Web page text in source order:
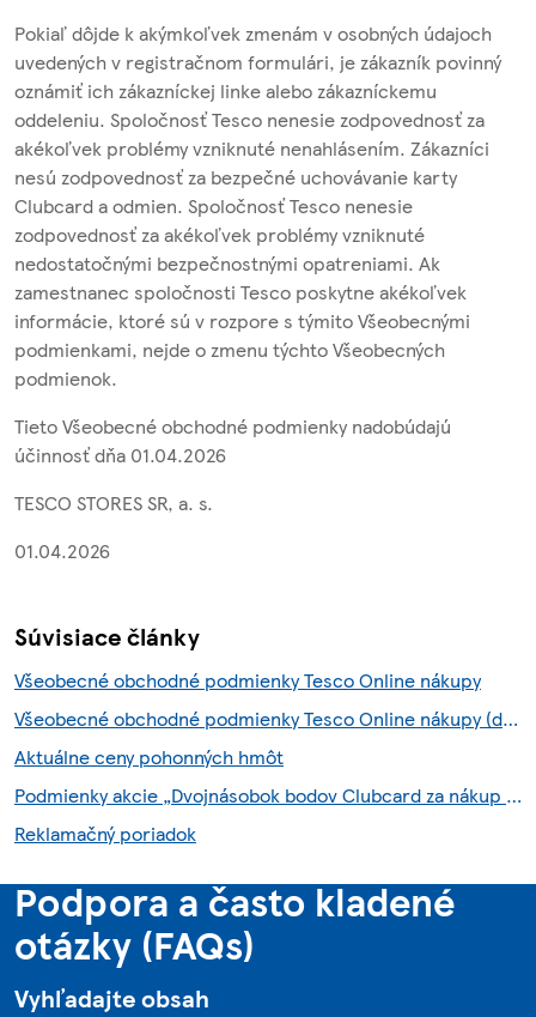
Pokiaľ dôjde k akýmkoľvek zmenám v osobných údajoch
uvedených v registračnom formulári, je zákazník povinný
oznámiť ich zákazníckej linke alebo zákazníckemu
oddeleniu. Spoločnosť Tesco nenesie zodpovednosť za
akékoľvek problémy vzniknuté nenahlásením. Zákazníci
nesú zodpovednosť za bezpečné uchovávanie karty
Clubcard a odmien. Spoločnosť Tesco nenesie
zodpovednosť za akékoľvek problémy vzniknuté
nedostatočnými bezpečnostnými opatreniami. Ak
zamestnanec spoločnosti Tesco poskytne akékoľvek
informácie, ktoré sú v rozpore s týmito Všeobecnými
podmienkami, nejde o zmenu týchto Všeobecných
podmienok.
Tieto Všeobecné obchodné podmienky nadobúdajú
účinnosť dňa 01.04.2026
TESCO STORES SR, a. s.
01.04.2026
Súvisiace články
Všeobecné obchodné podmienky Tesco Online nákupy
Všeobecné obchodné podmienky Tesco Online nákupy (do 6.8.2026)
Aktuálne ceny pohonných hmôt
Podmienky akcie „Dvojnásobok bodov Clubcard za nákup so službou Scan & Shop“
Reklamačný poriadok
Podpora a často kladené
otázky (FAQs)
Vyhľadajte obsah